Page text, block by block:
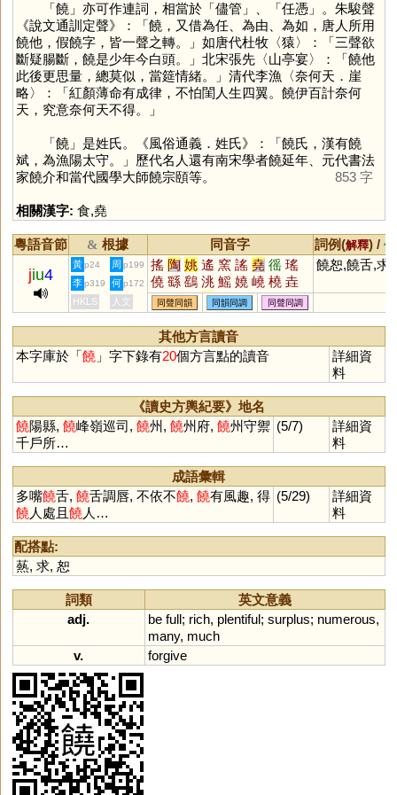
「饒」亦可作連詞，相當於「儘管」、「任憑」。朱駿聲
《說文通訓定聲》：「饒，又借為任、為由、為如，唐人所用
饒他，假饒字，皆一聲之轉。」如唐代杜牧〈猿〉：「三聲欲
斷疑腸斷，饒是少年今白頭。」北宋張先〈山亭宴〉：「饒他
此後更思量，總莫似，當筵情緒。」清代李漁〈奈何天．崖
略〉：「紅顏薄命有成律，不怕閨人生四翼。饒伊百計奈何
天，究意奈何天不得。」
「饒」是姓氏。《風俗通義．姓氏》：「饒氏，漢有饒
斌，為漁陽太守。」歷代名人還有南宋學者饒延年、元代書法
家饒介和當代國學大師饒宗頤等。
853 字
相關漢字: 食,堯
粵語音節 & 根據 同音字 詞例(解釋) /
jiu4
黃 p24 周 p199 搖 陶 姚 遙 窯 謠 堯 徭 瑤
僥 繇 鷂 洮 鰩 嬈 嶢 橈 垚
猺 蟯 軺 䌛 媱 穘 烑 摿 顤
嗂 脁 襓 颻 蕘 銚 愮 傜 珧
榣
饒恕,饒舌,求
李 p319 何 p172
HKLS 人文 同聲同韻 同韻同調 同聲同調
其他方言讀音
本字庫於「饒 」字下錄有20個方言點的讀音
詳細資
料
《讀史方輿紀要》地名
饒陽縣, 饒峰嶺巡司, 饒州, 饒州府, 饒州守禦
千戶所…
(5/7)
詳細資
料
成語彙輯
多嘴饒舌, 饒舌調唇, 不依不饒, 饒有風趣, 得
饒 人處且 饒 人…
(5/29)
詳細資
料
配搭點:
爇, 求, 恕
詞類
英文意義
adj.
be full; rich, plentiful; surplus; numerous,
many, much
v.
forgive